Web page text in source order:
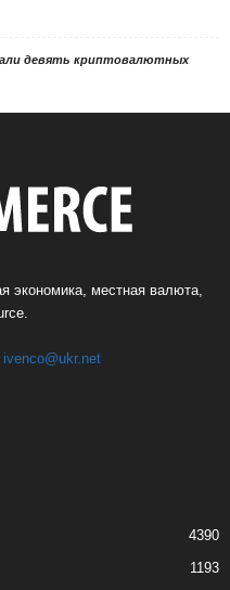
девять криптовалютных
экономика, местная валюта,
ivenco@ukr.net
4390
1193